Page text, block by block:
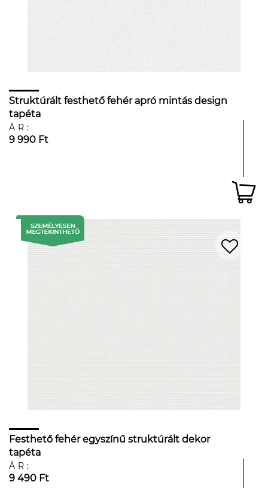
Struktúrált festhető fehér apró mintás design
tapéta
ÁR:
9 990 Ft
Festhető fehér egyszínű struktúrált dekor
tapéta
ÁR:
9 490 Ft